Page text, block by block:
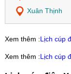
Xuân Thịnh
Xem thêm :Lịch cúp
Xem thêm :Lịch cúp